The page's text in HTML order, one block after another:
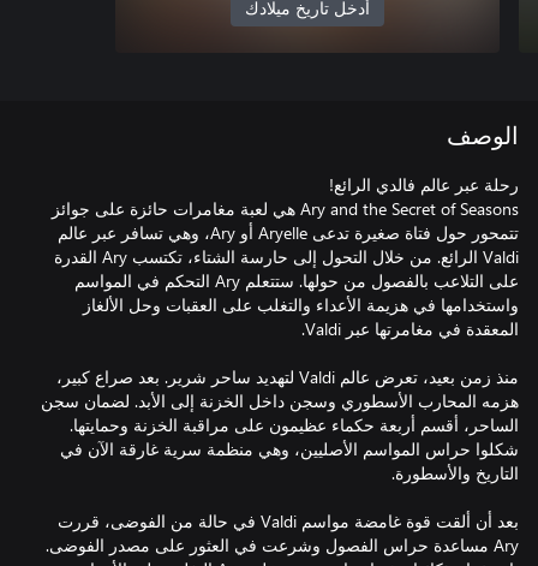
أدخل تاريخ ميلادك
الوصف
Ary and the Secret of Seasons هي لعبة مغامرات حائزة على جوائز
تتمحور حول فتاة صغيرة تدعى Aryelle أو Ary، وهي تسافر عبر عالم
Valdi الرائع. من خلال التحول إلى حارسة الشتاء، تكتسب Ary القدرة
على التلاعب بالفصول من حولها. ستتعلم Ary التحكم في المواسم
واستخدامها في هزيمة الأعداء والتغلب على العقبات وحل الألغاز
منذ زمن بعيد، تعرض عالم Valdi لتهديد ساحر شرير. بعد صراع كبير،
هزمه المحارب الأسطوري وسجن داخل الخزنة إلى الأبد. لضمان سجن
الساحر، أقسم أربعة حكماء عظيمون على مراقبة الخزنة وحمايتها.
شكلوا حراس المواسم الأصليين، وهي منظمة سرية غارقة الآن في
بعد أن ألقت قوة غامضة مواسم Valdi في حالة من الفوضى، قررت
Ary مساعدة حراس الفصول وشرعت في العثور على مصدر الفوضى.